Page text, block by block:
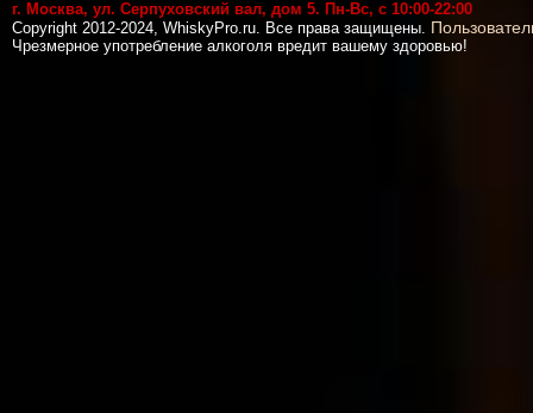
г. Москва, ул. Серпуховский вал, дом 5. Пн-Вс, с 10:00-22:00
Copyright 2012-2024, WhiskyPro.ru. Все права защищены.
Чрезмерное употребление алкоголя вредит вашему здоровью!